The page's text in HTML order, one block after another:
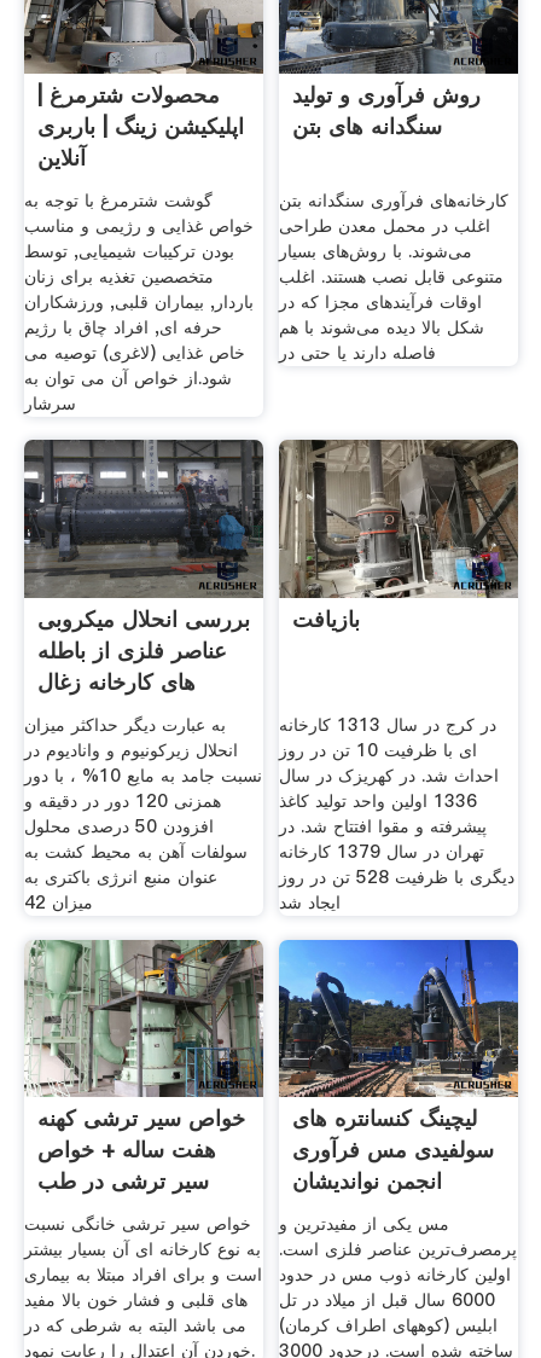
محصولات شترمرغ |
اپلیکیشن زینگ | باربری
آنلاین
گوشت شترمرغ با توجه به
خواص غذایی و رژیمی و مناسب
بودن ترکیبات شیمیایی, توسط
متخصصین تغذیه برای زنان
باردار, بیماران قلبی, ورزشکاران
حرفه ای, افراد چاق با رژیم
خاص غذایی (لاغری) توصیه می
شود.از خواص آن می توان به
سرشار
روش فرآوری و تولید
سنگدانه های بتن
کارخانه‌های فرآوری سنگدانه بتن
اغلب در محمل معدن طراحی
می‌شوند. با روش‌های بسیار
متنوعی قابل نصب هستند. اغلب
اوقات فرآیندهای مجزا که در
شکل بالا دیده می‌شوند با هم
فاصله دارند یا حتی در
بررسی انحلال میکروبی
عناصر فلزی از باطله
های کارخانه زغال
به عبارت دیگر حداکثر میزان
انحلال زیرکونیوم و وانادیوم در
نسبت جامد به مایع 10% ، با دور
همزنی 120 دور در دقیقه و
افزودن 50 درصدی محلول
سولفات آهن به محیط کشت به
عنوان منبع انرژی باکتری به
میزان 42
بازیافت
در کرج در سال 1313 کارخانه
ای با ظرفیت 10 تن در روز
احداث شد. در کهریزک در سال
1336 اولین واحد تولید کاغذ
پیشرفته و مقوا افتتاح شد. در
تهران در سال 1379 کارخانه
دیگری با ظرفیت 528 تن در روز
ایجاد شد
خواص سیر ترشی کهنه
هفت ساله + خواص
سیر ترشی در طب
خواص سیر ترشی خانگی نسبت
به نوع کارخانه ای آن بسیار بیشتر
است و برای افراد مبتلا به بیماری
های قلبی و فشار خون بالا مفید
می باشد البته به شرطی که در
خوردن آن اعتدال را رعابت نمود.
لیچینگ کنسانتره های
سولفیدی مس فرآوری
انجمن نواندیشان
مس یکی از مفیدترین و
پرمصرف‌ترین عناصر فلزی است.
اولین کارخانه ذوب مس در حدود
6000 سال قبل از میلاد در تل
ابلیس (کوههای اطراف کرمان)
ساخته شده است. درحدود 3000